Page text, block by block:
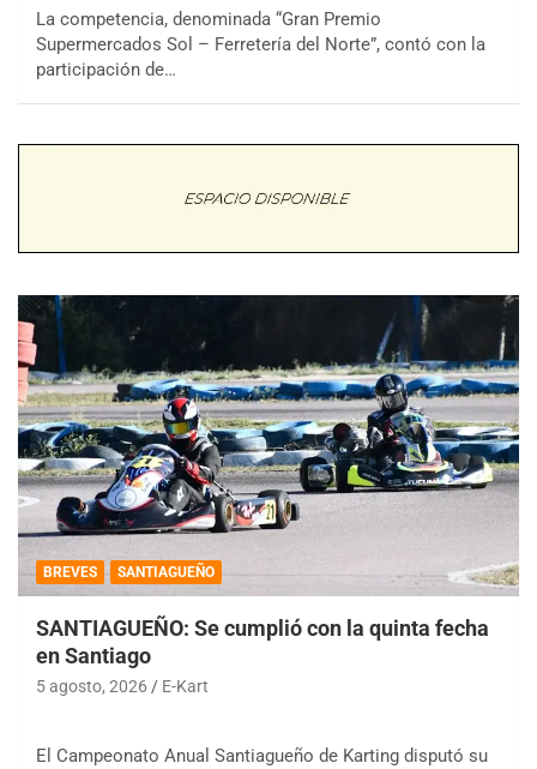
La competencia, denominada “Gran Premio
Supermercados Sol – Ferretería del Norte”, contó con la
participación de…
BREVES SANTIAGUEÑO
SANTIAGUEÑO: Se cumplió con la quinta fecha
en Santiago
5 agosto, 2026 E-Kart
El Campeonato Anual Santiagueño de Karting disputó su